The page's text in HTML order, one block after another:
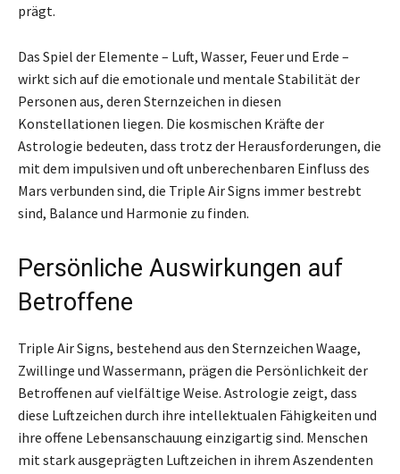
prägt.
Das Spiel der Elemente – Luft, Wasser, Feuer und Erde –
wirkt sich auf die emotionale und mentale Stabilität der
Personen aus, deren Sternzeichen in diesen
Konstellationen liegen. Die kosmischen Kräfte der
Astrologie bedeuten, dass trotz der Herausforderungen, die
mit dem impulsiven und oft unberechenbaren Einfluss des
Mars verbunden sind, die Triple Air Signs immer bestrebt
sind, Balance und Harmonie zu finden.
Persönliche Auswirkungen auf
Betroffene
Triple Air Signs, bestehend aus den Sternzeichen Waage,
Zwillinge und Wassermann, prägen die Persönlichkeit der
Betroffenen auf vielfältige Weise. Astrologie zeigt, dass
diese Luftzeichen durch ihre intellektualen Fähigkeiten und
ihre offene Lebensanschauung einzigartig sind. Menschen
mit stark ausgeprägten Luftzeichen in ihrem Aszendenten